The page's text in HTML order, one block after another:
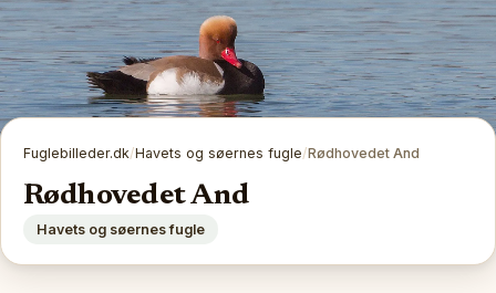
Fuglebilleder.dk/Havets og søernes fugle/Rødhovedet And
Rødhovedet And
Havets og søernes fugle